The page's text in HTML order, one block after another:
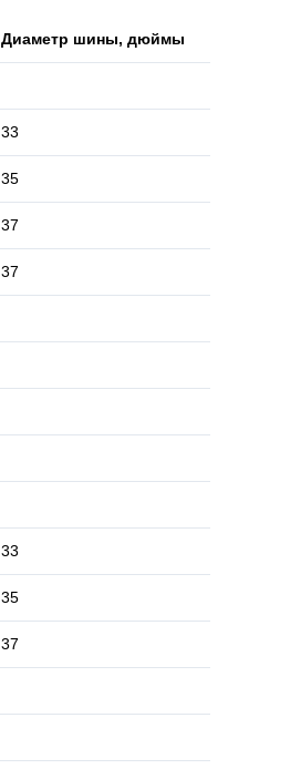
Диаметр шины, дюймы
33
35
37
37
33
35
37